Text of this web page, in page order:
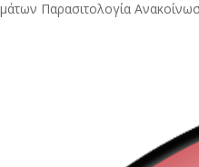
Παρασιτολογία